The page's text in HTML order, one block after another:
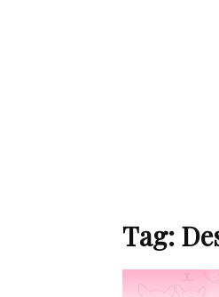
Tag: